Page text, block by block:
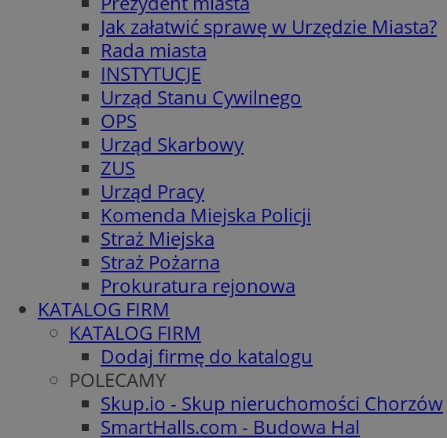
Jak załatwić sprawę w Urzędzie Miasta?
Rada miasta
INSTYTUCJE
Urząd Stanu Cywilnego
OPS
Urząd Skarbowy
ZUS
Urząd Pracy
Komenda Miejska Policji
Straż Miejska
Straż Pożarna
Prokuratura rejonowa
KATALOG FIRM
KATALOG FIRM
Dodaj firmę do katalogu
POLECAMY
Skup.io - Skup nieruchomości Chorzów
SmartHalls.com - Budowa Hal